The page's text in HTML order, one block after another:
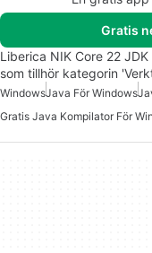
Gratis
Liberica NIK Core 22
som tillhör kategorin
WindowsJava För Windows
Gratis Java Kompilator För